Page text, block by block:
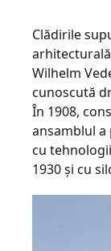
Clădirile
Wilhelm
cunoscută
În 1908,
ansamblul
cu
1930 și cu